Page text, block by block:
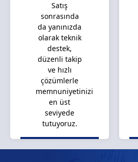
Satış
sonrasında
da yanınızda
olarak teknik
destek,
düzenli takip
ve hızlı
çözümlerle
memnuniyetinizi
en üst
seviyede
tutuyoruz.